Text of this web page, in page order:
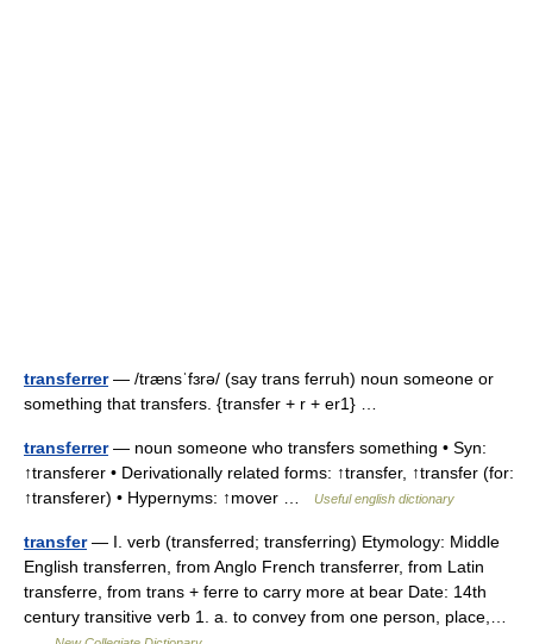
transferrer— /trænsˈfɜrə/ (say trans ferruh) noun someone or
something that transfers. {transfer + r + er1} …
transferrer— noun someone who transfers something • Syn:
↑transferer • Derivationally related forms: ↑transfer, ↑transfer (for:
↑transferer) • Hypernyms: ↑mover …
Useful english dictionary
transfer— I. verb (transferred; transferring) Etymology: Middle
English transferren, from Anglo French transferrer, from Latin
transferre, from trans + ferre to carry more at bear Date: 14th
century transitive verb 1. a. to convey from one person, place,…